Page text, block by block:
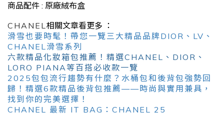
商品配件 : 原廠絨布盒
CHANEL相關文章看更多 ：
滑雪也要時髦！帶您一覽三大精品品牌DIOR、LV、
CHANEL滑雪系列
六款精品化妝箱包推薦！精選CHANEL、DIOR、
LORO PIANA等百搭必收款一覽
2025包包流行趨勢有什麼？水桶包和後背包強勢回
歸！精選6款精品後背包推薦——時尚與實用兼具，
找到你的完美選擇！
CHANEL 最新 IT BAG：CHANEL 25